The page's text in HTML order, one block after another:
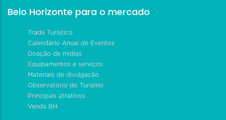
Belo Horizonte para o mercado
Trade Turístico
Calendário Anual de Eventos
Doação de mídias
Equipamentos e serviços
Materiais de divulgação
Observatório do Turismo
Principais atrativos
Venda BH